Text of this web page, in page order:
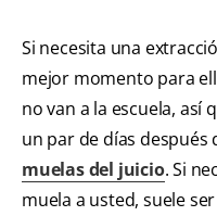
Si necesita una
mejor momento para
no van a la escuela, así
un par de días después
muelas del juicio. Si
muela a usted, suele